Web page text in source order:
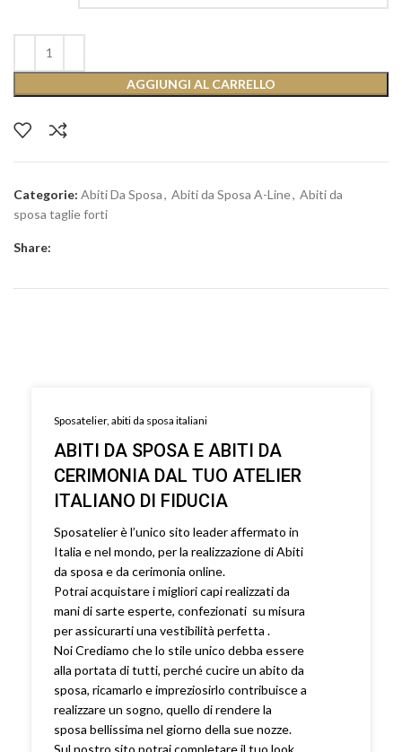
AGGIUNGI AL CARRELLO
Categorie: Abiti Da Sposa, Abiti da Sposa A-Line, Abiti da
sposa taglie forti
Share:
Sposatelier, abiti da sposa italiani
ABITI DA SPOSA E ABITI DA
CERIMONIA DAL TUO ATELIER
ITALIANO DI FIDUCIA
Sposatelier è l’unico sito leader affermato in
Italia e nel mondo, per la realizzazione di Abiti
da sposa e da cerimonia online.
Potrai acquistare i migliori capi realizzati da
mani di sarte esperte, confezionati su misura
per assicurarti una vestibilità perfetta .
Noi Crediamo che lo stile unico debba essere
alla portata di tutti, perché cucire un abito da
sposa, ricamarlo e impreziosirlo contribuisce a
realizzare un sogno, quello di rendere la
sposa bellissima nel giorno della sue nozze.